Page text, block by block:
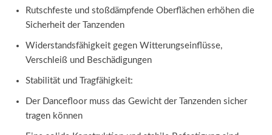
Rutschfeste und stoßdämpfende Oberflächen erhöhen die
Sicherheit der Tanzenden
Widerstandsfähigkeit gegen Witterungseinflüsse,
Verschleiß und Beschädigungen
Stabilität und Tragfähigkeit:
Der Dancefloor muss das Gewicht der Tanzenden sicher
tragen können